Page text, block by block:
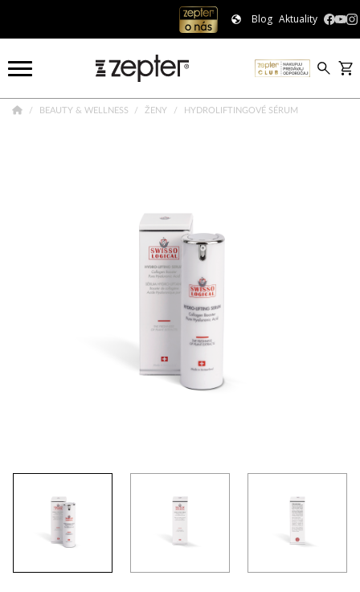
Blog Aktuality
BEAUTY & WELLNESS ŽENY HYDROLIFTINGOVÉ SÉRUM